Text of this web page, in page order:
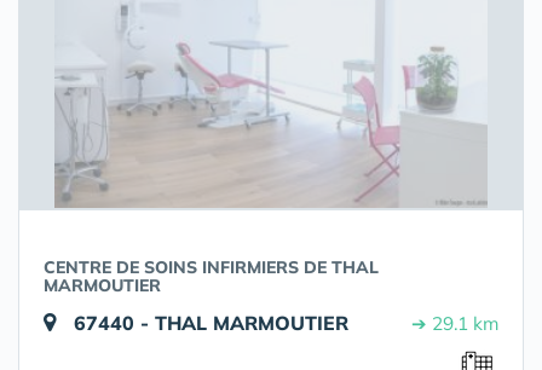
CENTRE DE SOINS INFIRMIERS DE THAL
MARMOUTIER
67440 - THAL MARMOUTIER ➔ 29.1 km